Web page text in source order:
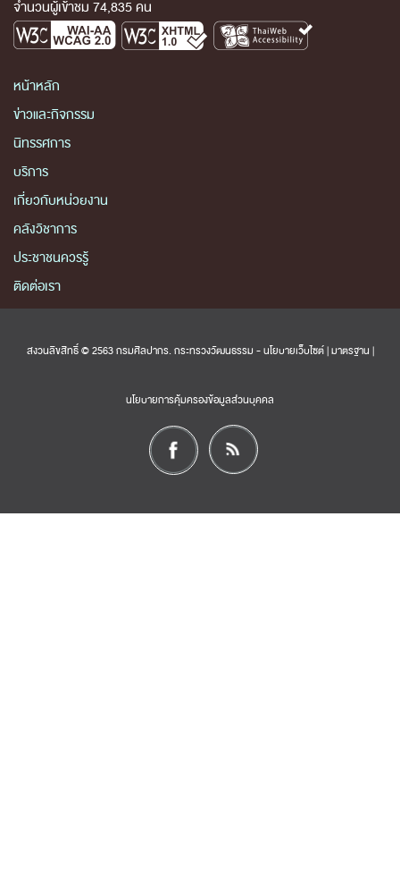
จำนวนผู้เข้าชม 74,835 คน
หน้าหลัก
ข่าวและกิจกรรม
นิทรรศการ
บริการ
เกี่ยวกับหน่วยงาน
คลังวิชาการ
ประชาชนควรรู้
ติดต่อเรา
สงวนลิขสิทธิ์ © 2563 กรมศิลปากร. กระทรวงวัฒนธรรม -นโยบายเว็บไซต์|มาตรฐาน |
นโยบายการคุ้มครองข้อมูลส่วนบุคคล